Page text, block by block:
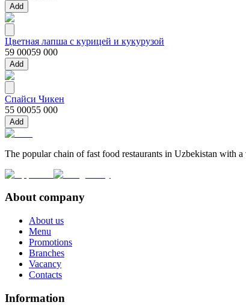
Add
Цветная лапша с курицей и кукурузой
59 00059 000
Add
Спайси Чикен
55 00055 000
Add
The popular chain of fast food restaurants in Uzbekistan with a
About company
About us
Menu
Promotions
Branches
Vacancy
Contacts
Information